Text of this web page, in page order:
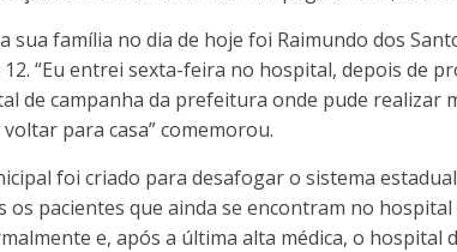
família no dia de hoje foi Raimundo dos
“Eu entrei sexta-feira no hospital, depois de
de campanha da prefeitura onde pude realizar
para casa” comemorou.
foi criado para desafogar o sistema
os pacientes que ainda se encontram no
e, após a última alta médica, o hospital